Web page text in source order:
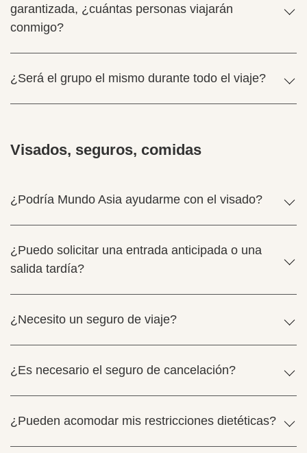
garantizada, ¿cuántas personas viajarán
conmigo?
¿Será el grupo el mismo durante todo el viaje?
Visados, seguros, comidas
¿Podría Mundo Asia ayudarme con el visado?
¿Puedo solicitar una entrada anticipada o una
salida tardía?
¿Necesito un seguro de viaje?
¿Es necesario el seguro de cancelación?
¿Pueden acomodar mis restricciones dietéticas?